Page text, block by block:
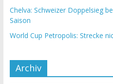
Chelva: Schweizer Doppelsieg
Saison
World Cup Petropolis: Strecke
Archiv